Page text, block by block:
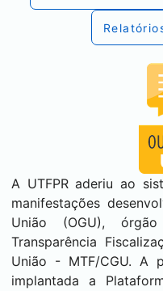
A UTFPR aderiu ao
manifestações
União (OGU),
Transparência
União - MTF/CGU. A
implantada a